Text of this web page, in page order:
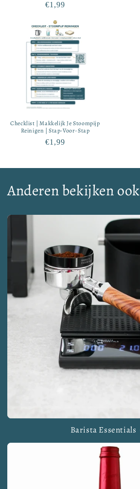
Normale
€1,99
Checklist | Makkelijk Je Stoompijp
Reinigen | Stap-Voor-Stap
Normale
€1,99
Anderen bekijken ook
Barista Essentials